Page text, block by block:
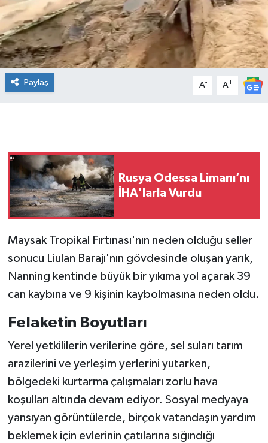
Paylaş A- A+
Rusya Odessa Limanı’nı
İHA'larla Vurdu
Maysak Tropikal Fırtınası'nın neden olduğu seller
sonucu Liulan Barajı'nın gövdesinde oluşan yarık,
Nanning kentinde büyük bir yıkıma yol açarak 39
can kaybına ve 9 kişinin kaybolmasına neden oldu.
Felaketin Boyutları
Yerel yetkililerin verilerine göre, sel suları tarım
arazilerini ve yerleşim yerlerini yutarken,
bölgedeki kurtarma çalışmaları zorlu hava
koşulları altında devam ediyor. Sosyal medyaya
yansıyan görüntülerde, birçok vatandaşın yardım
beklemek için evlerinin çatılarına sığındığı